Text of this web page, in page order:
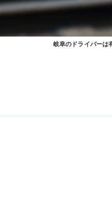
岐阜のドライバーは